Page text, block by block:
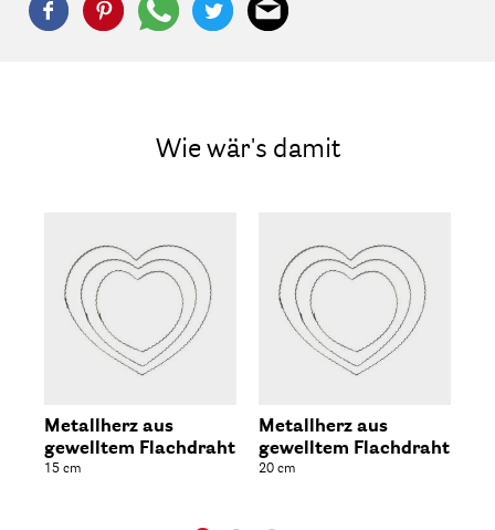
Wie wär's damit
Metallherz aus
gewelltem Flachdraht
15 cm
Metallherz aus
gewelltem Flachdraht
20 cm